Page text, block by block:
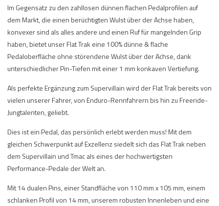
Im Gegensatz zu den zahllosen dünnen flachen Pedalprofilen auf
dem Markt, die einen berüchtigten Wulst über der Achse haben,
konvexer sind als alles andere und einen Ruf für mangelnden Grip
haben, bietet unser Flat Trak eine 100% dünne & flache
Pedaloberfläche ohne störendene Wulst über der Achse, dank
unterschiedlicher Pin-Tiefen mit einer 1 mm konkaven Vertiefung.
Als perfekte Ergänzung zum Supervillain wird der Flat Trak bereits von
vielen unserer Fahrer, von Enduro-Rennfahrern bis hin zu Freeride-
Jungtalenten, geliebt.
Dies ist ein Pedal, das persönlich erlebt werden muss! Mit dem
gleichen Schwerpunkt auf Exzellenz siedelt sich das Flat Trak neben
dem Supervillain und Tmac als eines der hochwertigsten
Performance-Pedale der Welt an.
Mit 14 dualen Pins, einer Standfläche von 110 mm x 105 mm, einem
schlanken Profil von 14 mm, unserem robusten Innenleben und eine